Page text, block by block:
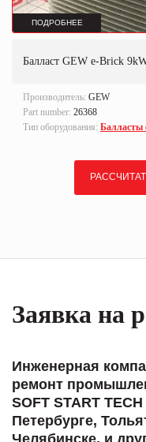
ПОДРОБНЕЕ
Балласт GEW e-Brick
Производитель: GEW
Part number: 26368
Тип оборудования: Балласты
Заявка на
Инженерная
ремонт
SOFT START
Петербурге,
Челябинске, и